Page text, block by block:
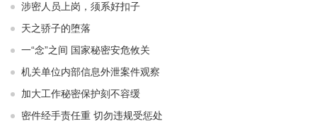
涉密人员上岗，须系好扣子
天之骄子的堕落
一“念”之间 国家秘密安危攸关
机关单位内部信息外泄案件观察
加大工作秘密保护刻不容缓
密件经手责任重 切勿违规受惩处